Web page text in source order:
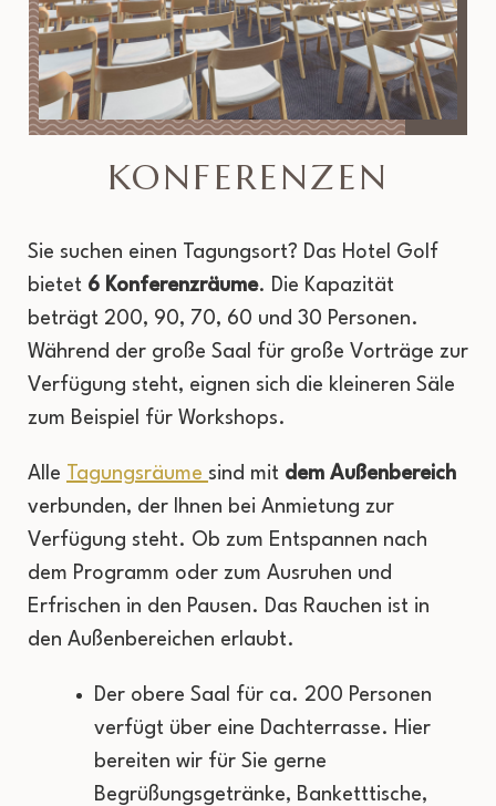
KONFERENZEN
Sie suchen einen Tagungsort? Das Hotel Golf
bietet 6 Konferenzräume. Die Kapazität
beträgt 200, 90, 70, 60 und 30 Personen.
Während der große Saal für große Vorträge zur
Verfügung steht, eignen sich die kleineren Säle
zum Beispiel für Workshops.
Alle Tagungsräume sind mit dem Außenbereich
verbunden, der Ihnen bei Anmietung zur
Verfügung steht. Ob zum Entspannen nach
dem Programm oder zum Ausruhen und
Erfrischen in den Pausen. Das Rauchen ist in
den Außenbereichen erlaubt.
Der obere Saal für ca. 200 Personen
verfügt über eine Dachterrasse. Hier
bereiten wir für Sie gerne
Begrüßungsgetränke, Banketttische,